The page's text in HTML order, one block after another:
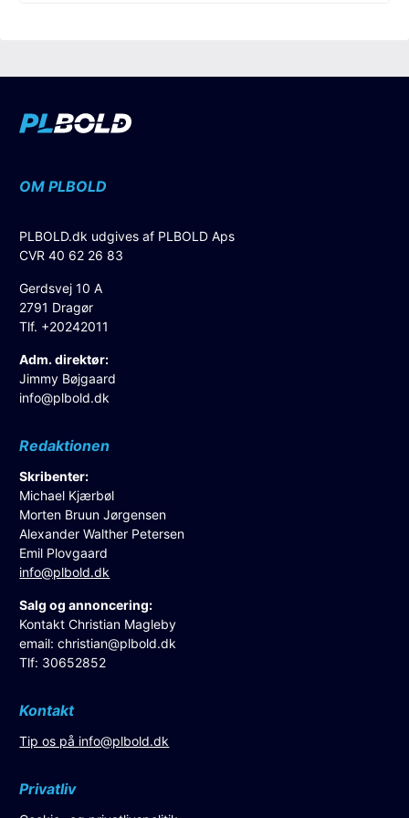
OM PLBOLD
PLBOLD.dk udgives af PLBOLD Aps
CVR 40 62 26 83
Gerdsvej 10 A
2791 Dragør
Tlf. +20242011
Adm. direktør:
Jimmy Bøjgaard
info@plbold.dk
Redaktionen
Skribenter:
Michael Kjærbøl
Morten Bruun Jørgensen
Alexander Walther Petersen
Emil Plovgaard
info@plbold.dk
Salg og annoncering:
Kontakt Christian Magleby
email:christian@plbold.dk
Tlf: 30652852
Kontakt
Tip os på info@plbold.dk
Privatliv